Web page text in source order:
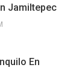
Jamiltepec
En